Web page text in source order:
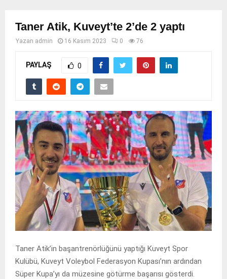
Taner Atik, Kuveyt’te 2’de 2 yaptı
Yazan admin 16 Kasım 2023 0 76
PAYLAŞ 0
Taner Atik’in başantrenörlüğünü yaptığı Kuveyt Spor
Kulübü, Kuveyt Voleybol Federasyon Kupası’nın ardından
Süper Kupa’yı da müzesine götürme başarısı gösterdi.